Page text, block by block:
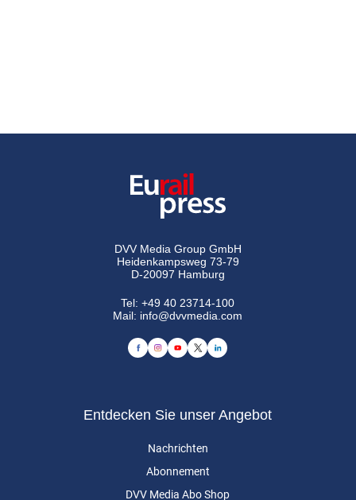
DVV Media Group GmbH
Heidenkampsweg 73-79
D-20097 Hamburg
Tel:+49 40 23714-100
Mail: info@dvvmedia.com
Entdecken Sie unser Angebot
Nachrichten
Abonnement
DVV Media Abo Shop